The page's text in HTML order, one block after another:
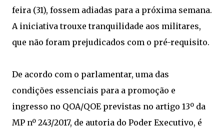
feira (31), fossem adiadas para a próxima semana.
A iniciativa trouxe tranquilidade aos militares,
que não foram prejudicados com o pré-requisito.
De acordo com o parlamentar, uma das
condições essenciais para a promoção e
ingresso no QOA/QOE previstas no artigo 13º da
MP nº 243/2017, de autoria do Poder Executivo, é